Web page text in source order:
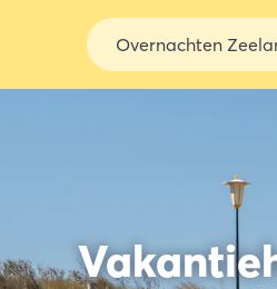
Overnachten